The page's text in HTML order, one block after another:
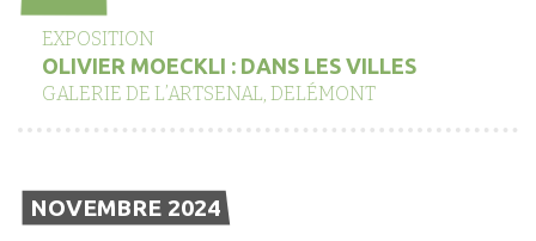
EXPOSITION
OLIVIER MOECKLI : DANS LES VILLES
GALERIE DE L’ARTSENAL, DELÉMONT
NOVEMBRE 2024